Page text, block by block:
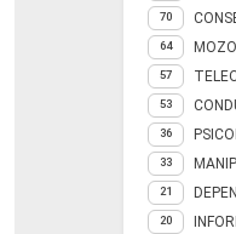
70
64
57
53
36
33
21
20